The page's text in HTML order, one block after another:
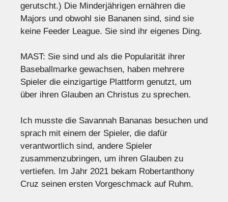
gerutscht.) Die Minderjährigen ernähren die
Majors und obwohl sie Bananen sind, sind sie
keine Feeder League. Sie sind ihr eigenes Ding.
MAST: Sie sind und als die Popularität ihrer
Baseballmarke gewachsen, haben mehrere
Spieler die einzigartige Plattform genutzt, um
über ihren Glauben an Christus zu sprechen.
Ich musste die Savannah Bananas besuchen und
sprach mit einem der Spieler, die dafür
verantwortlich sind, andere Spieler
zusammenzubringen, um ihren Glauben zu
vertiefen. Im Jahr 2021 bekam Robertanthony
Cruz seinen ersten Vorgeschmack auf Ruhm.